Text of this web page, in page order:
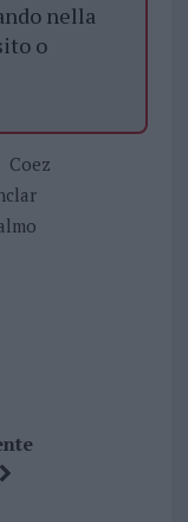
nella
o
Coez